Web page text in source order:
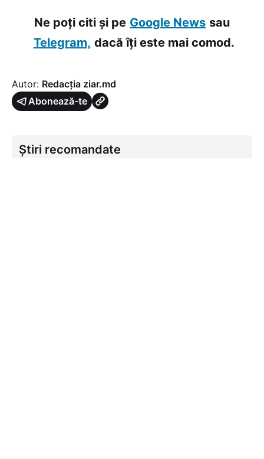
Ne poți citi și pe Google News sau
Telegram, dacă îți este mai comod.
Autor: Redacția ziar.md
Abonează-te
Știri recomandate